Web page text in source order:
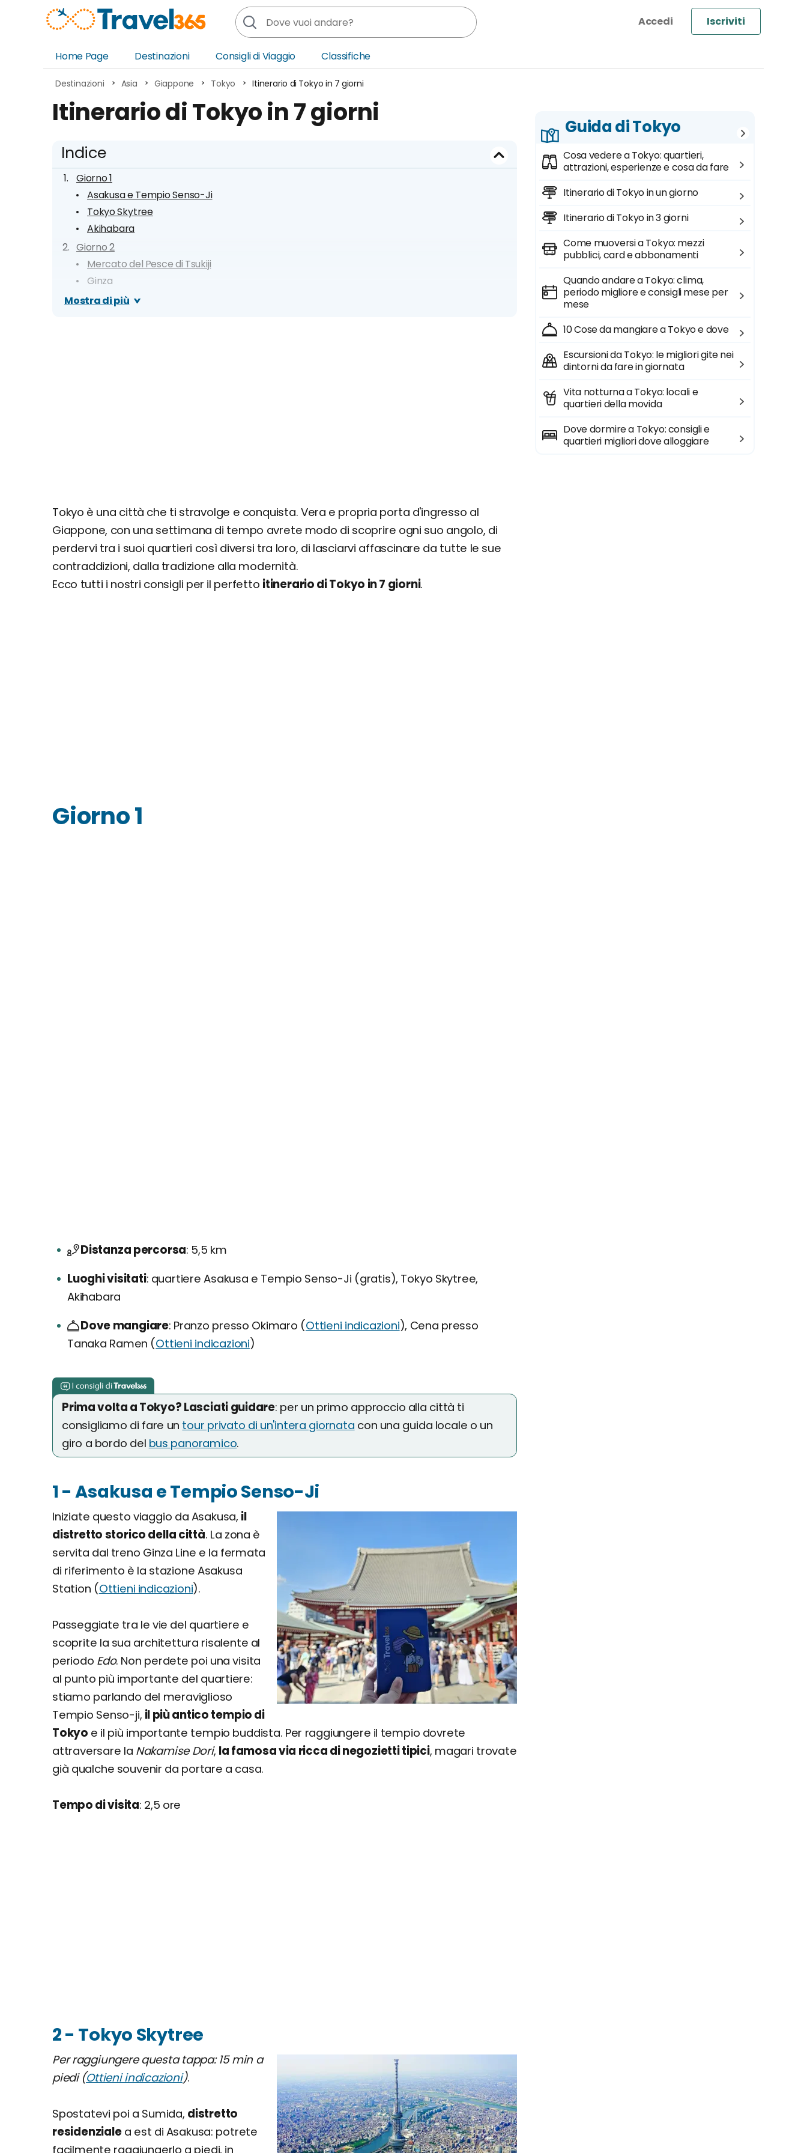
Iscriviti
Home Page
Destinazioni
Africa
Asia
Europa
Oceania
Nord America
America Centrale
Consigli di Viaggio Classifiche
Destinazioni Asia Giappone Tokyo Itinerario di Tokyo in 7 giorni
Itinerario di Tokyo in 7 giorni
Indice
Giorno 1
Asakusa e Tempio Senso-Ji
Tokyo Skytree
Akihabara
Giorno 2
Mercato del Pesce di Tsukiji
Ginza
Palazzo Imperiale
Giorno 5
Museo Miraikan
teamLab Planets
Giorno 6
Monte Fuji e Cinque Laghi
Mostra di più
Tokyo è una città che ti stravolge e conquista. Vera e propria porta d'ingresso al
Giappone, con una settimana di tempo avrete modo di scoprire ogni suo angolo, di
perdervi tra i suoi quartieri così diversi tra loro, di lasciarvi affascinare da tutte le sue
contraddizioni, dalla tradizione alla modernità.
Ecco tutti i nostri consigli per il perfetto itinerario di Tokyo in 7 giorni.
Giorno 1
Distanza percorsa 5,5 km
Luoghi visitati quartiere Asakusa e Tempio Senso-Ji (gratis), Tokyo Skytree,
Akihabara
Dove mangiare Pranzo presso Okimaro (Ottieni indicazioni), Cena presso
Tanaka Ramen (Ottieni indicazioni)
Prima volta a Tokyo? Lasciati guidare: per un primo approccio alla città ti
consigliamo di fare un tour privato di un'intera giornata con una guida locale o un
giro a bordo del bus panoramico.
1 - Asakusa e Tempio Senso-Ji
Iniziate questo viaggio da Asakusa, il
distretto storico della città. La zona è
servita dal treno Ginza Line e la fermata
di riferimento è la stazione Asakusa
Station (Ottieni indicazioni).
Passeggiate tra le vie del quartiere e
scoprite la sua architettura risalente al
periodo Edo. Non perdete poi una visita
al punto più importante del quartiere:
stiamo parlando del meraviglioso
Tempio Senso-ji, il più antico tempio di
Tokyo e il più importante tempio buddista. Per raggiungere il tempio dovrete
attraversare la Nakamise Dori, la famosa via ricca di negozietti tipici, magari trovate
già qualche souvenir da portare a casa.
Tempo di visita: 2,5 ore
2 - Tokyo Skytree
Per raggiungere questa tappa: 15 min a
piedi (Ottieni indicazioni).
Spostatevi poi a Sumida, distretto
residenzialea est di Asakusa: potrete
facilmente raggiungerlo a piedi, in
Guida di Tokyo
Cosa vedere a Tokyo: quartieri,
attrazioni, esperienze e cosa da fare
Itinerario di Tokyo in un giorno
Itinerario di Tokyo in 3 giorni
Come muoversi a Tokyo: mezzi
pubblici, card e abbonamenti
Quando andare a Tokyo: clima,
periodo migliore e consigli mese per
mese
10 Cose da mangiare a Tokyo e dove
Escursioni da Tokyo: le migliori gite nei
dintorni da fare in giornata
Vita notturna a Tokyo: locali e
quartieri della movida
Dove dormire a Tokyo: consigli e
quartieri migliori dove alloggiare